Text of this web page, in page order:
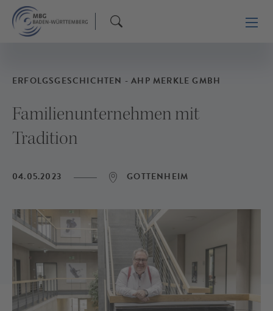
ERFOLGSGESCHICHTEN - AHP MERKLE GMBH
Familienunternehmen mit
Tradition
04.05.2023 GOTTENHEIM